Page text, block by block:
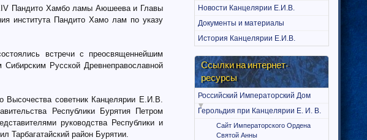
Пандито Хамбо ламы Аюшеева и Главы
института Пандито Хамо лам по указу
встречи с преосвященнейшим
Русской Древнеправославной
Высочества советник Канцелярии Е.И.В.
Республики Бурятия Петром
руководства Республики и
Тарбагатайский район Бурятии.
Новости Канцелярии Е.И.В.
Документы и материалы
История Канцелярии Е.И.В.
Ссылки на интернет-
ресурсы
Российский Императорский Дом
Герольдия при Канцелярии Е. И. В.
Сайт Императорского Ордена
Святой Анны